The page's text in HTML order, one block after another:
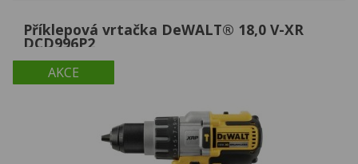
AKCE
Příklepová vrtačka DeWALT® 18,0 V-XR
DCD996P2